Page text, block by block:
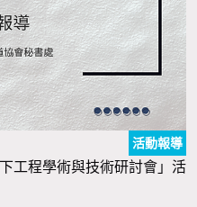
活動報導
工程學術與技術研討會」活